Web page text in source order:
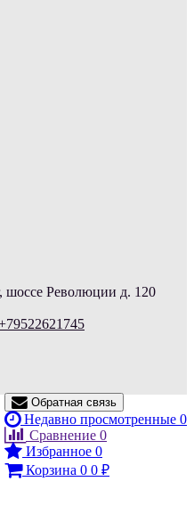
шоссе Революции д. 120
Обратная связь
Недавно просмотренные 0
Сравнение 0
Избранное 0
Корзина 0 0 ₽